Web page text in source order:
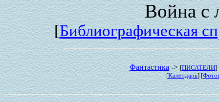
Война с
[Библиографическая
Фантастика->[ПИСАТЕЛИ]
[Календарь] [